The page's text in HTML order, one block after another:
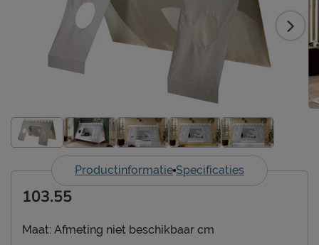
Productinformatie Specificaties
Maat: Afmeting niet beschikbaar cm
103.55